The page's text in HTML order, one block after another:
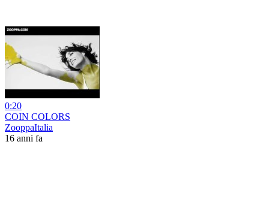
0:20
COIN COLORS
ZooppaItalia
16 anni fa